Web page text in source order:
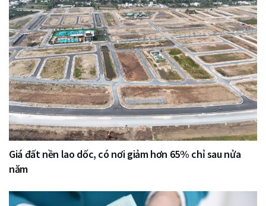
Giá đất nền lao dốc, có nơi giảm hơn 65% chỉ sau nửa
năm